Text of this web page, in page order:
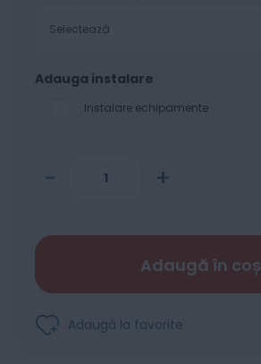
Selectează
Adauga instalare
Instalare echipamente
- +
Adaugă în coș
Adaugă la favorite